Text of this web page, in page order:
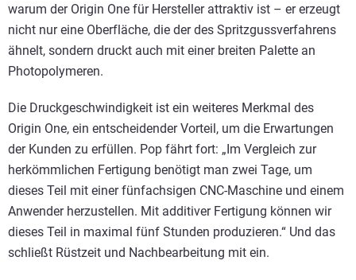
warum der Origin One für Hersteller attraktiv ist – er erzeugt
nicht nur eine Oberfläche, die der des Spritzgussverfahrens
ähnelt, sondern druckt auch mit einer breiten Palette an
Photopolymeren.
Die Druckgeschwindigkeit ist ein weiteres Merkmal des
Origin One, ein entscheidender Vorteil, um die Erwartungen
der Kunden zu erfüllen. Pop fährt fort: „Im Vergleich zur
herkömmlichen Fertigung benötigt man zwei Tage, um
dieses Teil mit einer fünfachsigen CNC-Maschine und einem
Anwender herzustellen. Mit additiver Fertigung können wir
dieses Teil in maximal fünf Stunden produzieren.“ Und das
schließt Rüstzeit und Nachbearbeitung mit ein.